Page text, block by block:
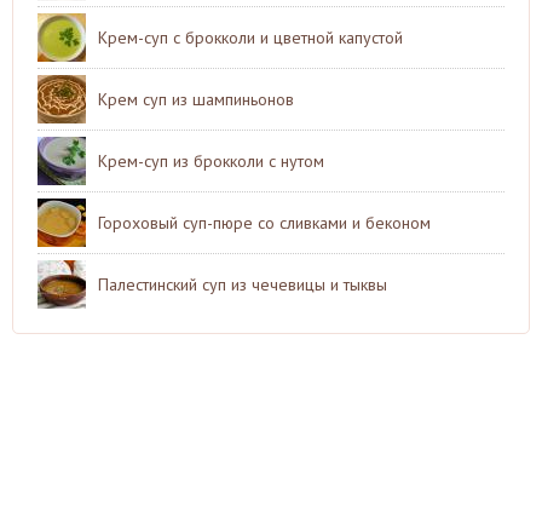
Крем-суп с брокколи и цветной капустой
Крем суп из шампиньонов
Крем-суп из брокколи с нутом
Гороховый суп-пюре со сливками и беконом
Палестинский суп из чечевицы и тыквы